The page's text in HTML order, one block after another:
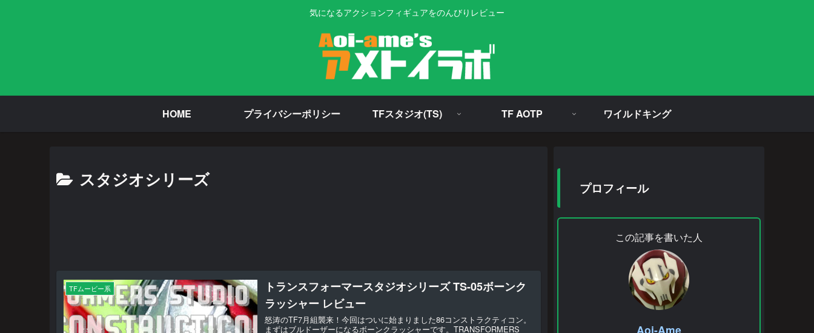
気になるアクションフィギュアをのんびりレビュー
HOME プライバシーポリシー TFスタジオ(TS) TF AOTP ワイルドキング
スタジオシリーズ
TFムービー系
トランスフォーマースタジオシリーズ TS-05ボーンク
ラッシャー レビュー
怒涛のTF7月組襲来！今回はついに始まりました86コンストラクティコン。
まずはブルドーザーになるボーンクラッシャーです。TRANSFORMERS
プロフィール
この記事を書いた人
Aoi-Ame